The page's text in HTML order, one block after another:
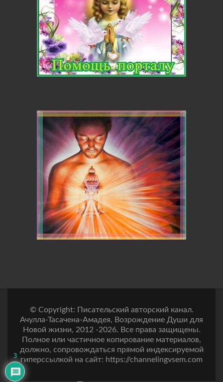
© Copyright: Писательский авторский канал.
Ачулла-Тасачена-Амадея, Возрождение Души для
Новой жизни, 2012 -2026. Все права защищены.
Полное или частичное копирование материалов,
должно, сопровождаться прямой индексируемой
гиперссылкой на сайт: https://channelingvsem.com
3